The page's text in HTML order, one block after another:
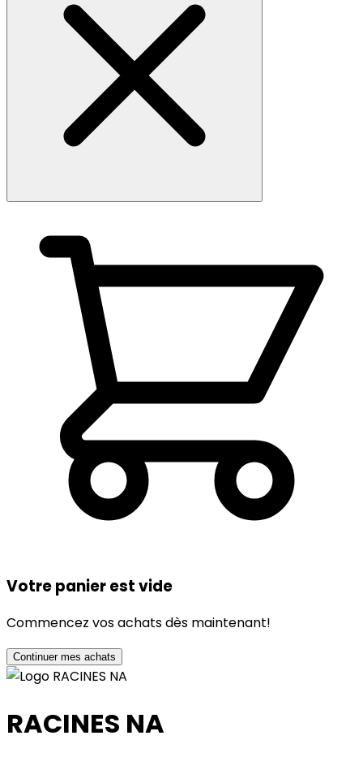
Votre panier est vide
Commencez vos achats dès maintenant!
Continuer mes achats
RACINES NA